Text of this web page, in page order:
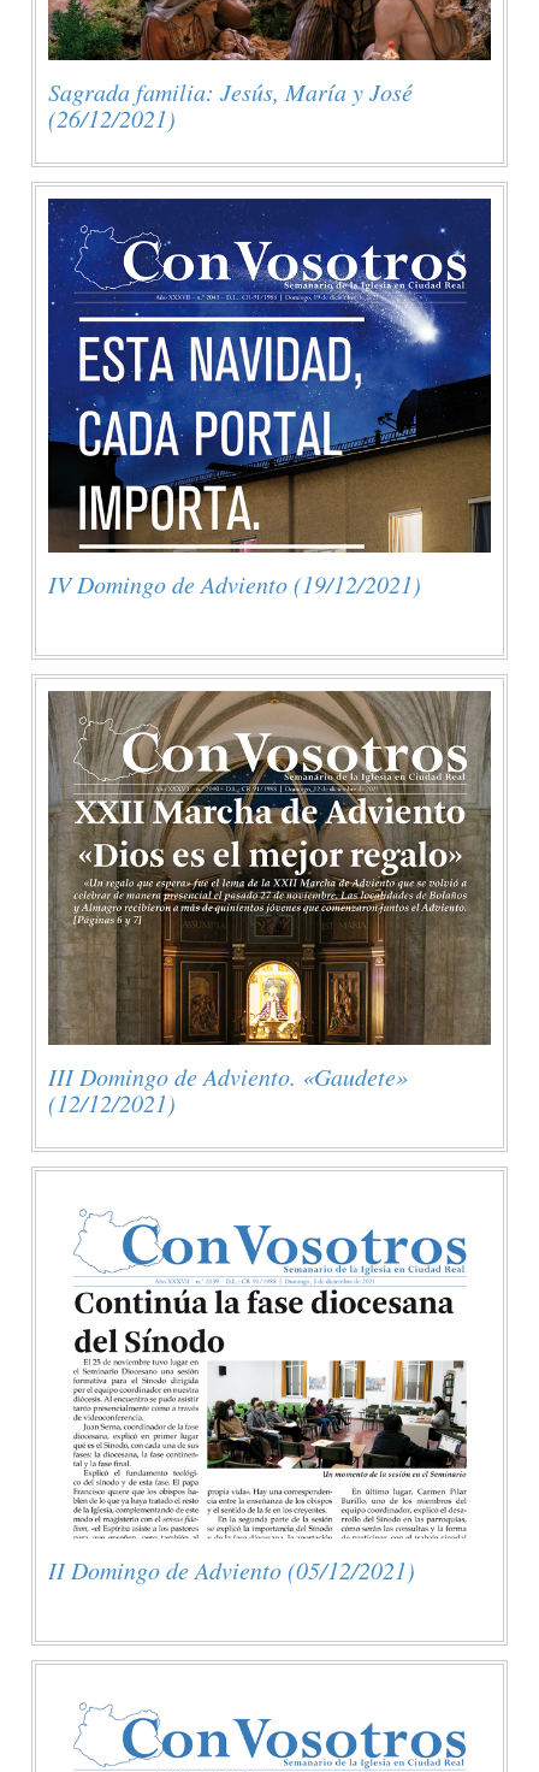
Sagrada familia: Jesús, María y José
(26/12/2021)
IV Domingo de Adviento (19/12/2021)
III Domingo de Adviento. «Gaudete»
(12/12/2021)
II Domingo de Adviento (05/12/2021)